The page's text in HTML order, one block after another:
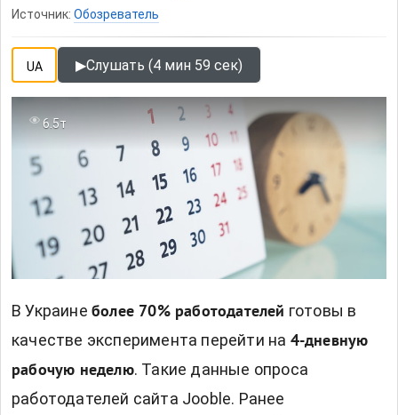
Источник: Обозреватель
UA ▶Слушать (4 мин 59 сек)
6.5т
В Украине более 70% работодателей готовы в
качестве эксперимента перейти на 4-дневную
рабочую неделю. Такие данные опроса
работодателей сайта Jooble. Ранее